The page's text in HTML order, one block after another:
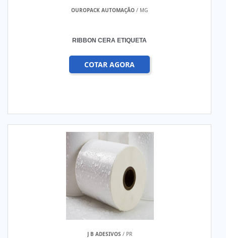
OUROPACK AUTOMAÇÃO / MG
RIBBON CERA ETIQUETA
COTAR AGORA
J B ADESIVOS / PR